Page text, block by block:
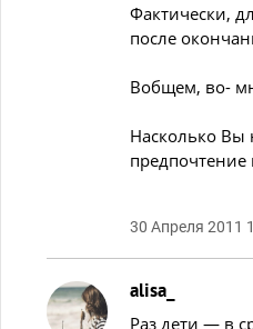
Фактически,
после
Вобщем, во-
Насколько Вы
30 Апреля 2011
alisa_
Раз дети — в